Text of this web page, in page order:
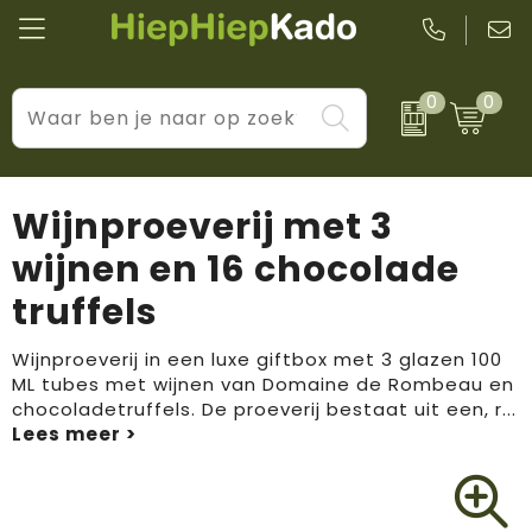
0 0
Kantoor & schrijfwaren
Wellness & verzorging
Tassen & reizen
Huis, tuin & keuken
Elektronica & gadgets
Levensstijl
Prijs & impact
BIC
Boska
Brandflavours
Camelbak
Janzen
Wijnproeverij met 3
wijnen en 16 chocolade
truffels
Wijnproeverij in een luxe giftbox met 3 glazen 100
ML tubes met wijnen van Domaine de Rombeau en
chocoladetruffels. De proeverij bestaat uit een, r...